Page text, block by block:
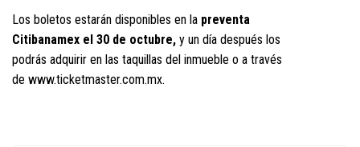
Los boletos estarán disponibles en la preventa
Citibanamex el 30 de octubre, y un día después los
podrás adquirir en las taquillas del inmueble o a través
de www.ticketmaster.com.mx.